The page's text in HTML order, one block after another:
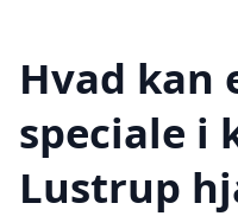
Hvad kan
speciale i
Lustrup